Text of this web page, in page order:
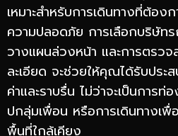
เหมาะสำหรับการเดินทางที่ต้อง
ความปลอดภัย การเลือกบริษัท
วางแผนล่วงหน้า และการตรวจ
ละเอียด จะช่วยให้คุณได้รับประ
ค่าและราบรื่น ไม่ว่าจะเป็นการ
ปกลุ่มเพื่อน หรือการเดินทางเ
พื้นที่ใกล้เคียง